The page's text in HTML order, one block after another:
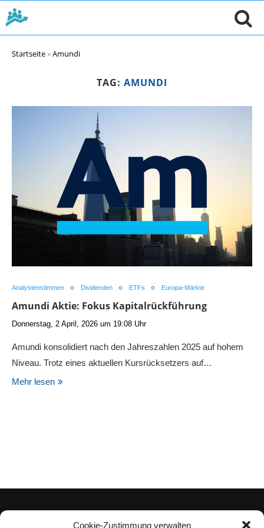
Cookie-Zustimmung verwalten
Startseite»Amundi
TAG: AMUNDI
Analystenstimmen Dividenden ETFs Europa-Märkte
Amundi Aktie: Fokus Kapitalrückführung
Donnerstag, 2 April, 2026 um 19:08 Uhr
Amundi konsolidiert nach den Jahreszahlen 2025 auf hohem
Niveau. Trotz eines aktuellen Kursrücksetzers auf…
Mehr lesen